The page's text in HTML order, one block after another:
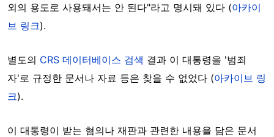
외의 용도로 사용돼서는 안 된다"라고 명시돼 있다 (아카이
브 링크).
별도의 CRS 데이터베이스 검색 결과 이 대통령을 '범죄
자'로 규정한 문서나 자료 등은 찾을 수 없었다 (아카이브 링
크).
이 대통령이 받는 혐의나 재판과 관련한 내용을 담은 문서